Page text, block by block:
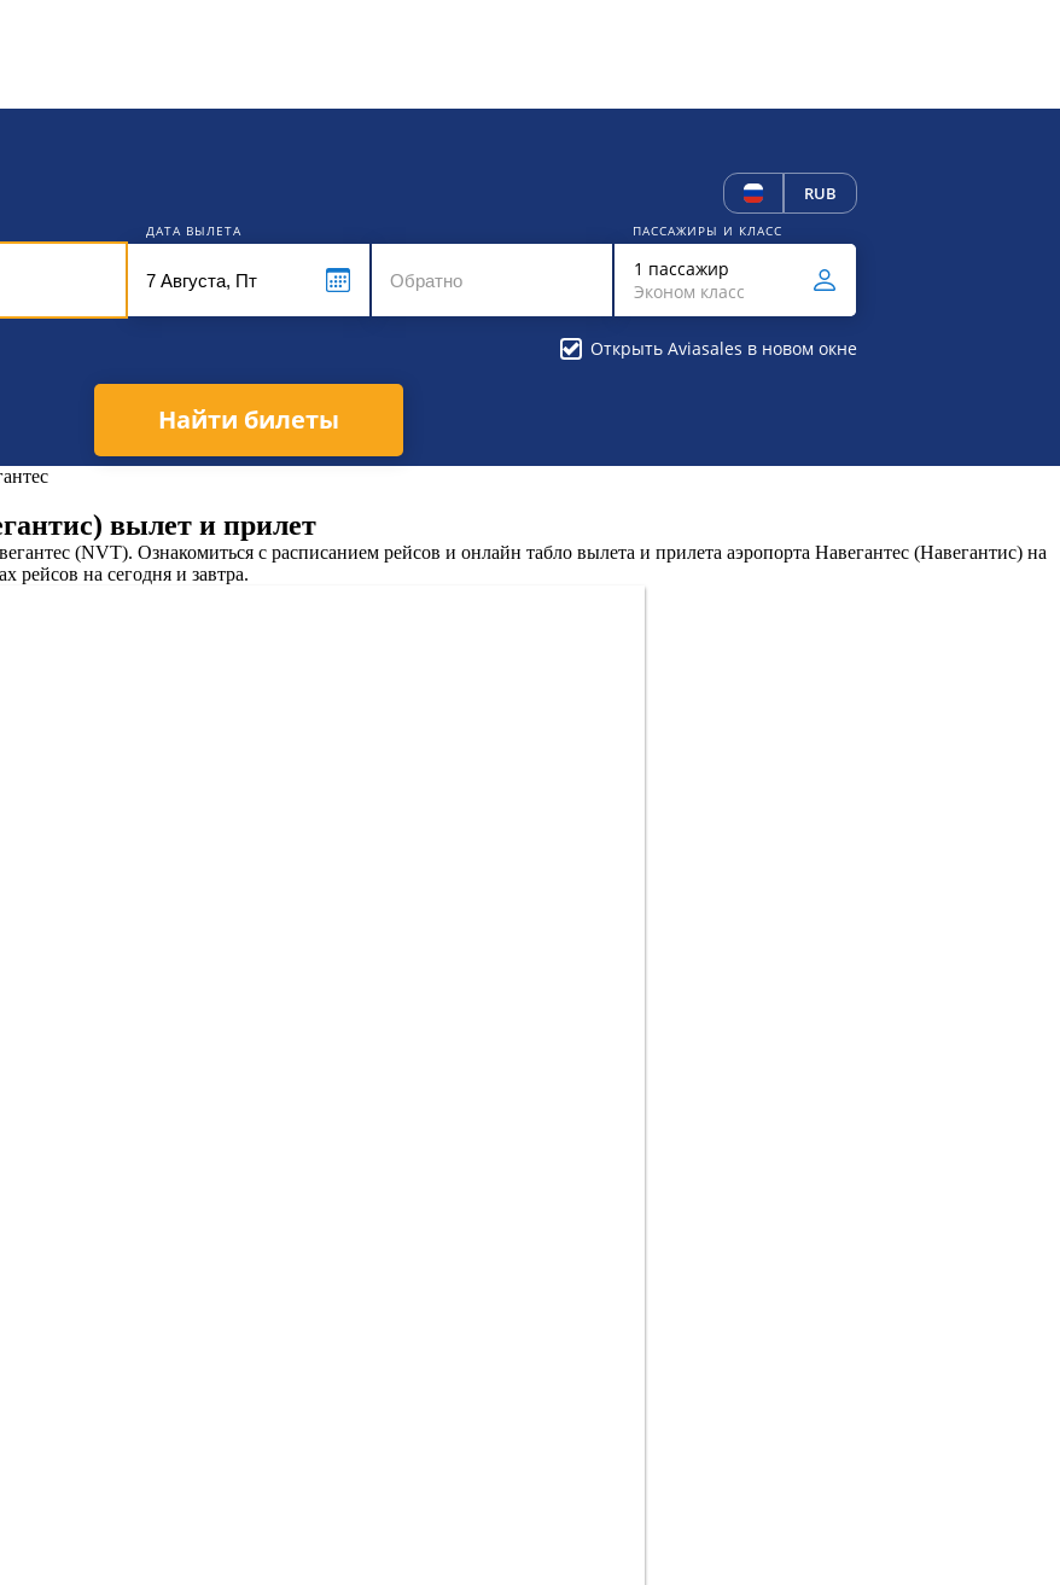
RUB
ДАТА ВЫЛЕТА ПАССАЖИРЫ И КЛАСС
1 пассажир
Эконом класс
Открыть Aviasales в новом окне
Найти билеты
вылет и прилет
(NVT). Ознакомиться с расписанием рейсов и онлайн табло вылета и прилета аэропорта Навегантес (Навегантис) на
рейсов на сегодня и завтра.